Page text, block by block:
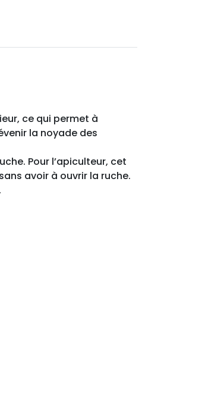
ce qui permet à
la noyade des
Pour l’apiculteur, cet
avoir à ouvrir la ruche.